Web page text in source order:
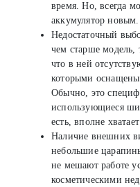
время. Но, всегда
аккумулятор новым.
Недостаточный
чем старше модель,
что в ней
которыми
Обычно, это
использующиеся
есть, вполне
Наличие внешних
небольшие
не мешают работе
косметическими